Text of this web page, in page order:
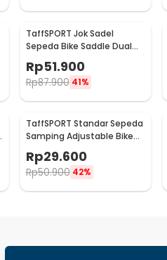
TaffSPORT Jok Sadel
Sepeda Bike Saddle Dual
- ZF25
Rp51.900
Rp87.900 41%
TaffSPORT Standar Sepeda
Samping Adjustable Bike
Kickstand 34-39cm - Z50
Rp29.600
Rp50.900 42%